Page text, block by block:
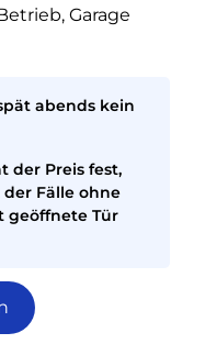
Garage
abends kein
der Preis fest,
der Fälle ohne
geöffnete Tür